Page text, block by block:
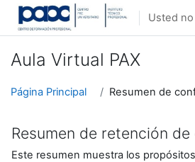
Salta al contenido principal
Usted
Aula Virtual PAX
Página Principal Resumen de
Resumen de retención
Este resumen muestra los